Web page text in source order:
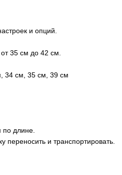
и опций.
35 см до 42 см.
34 см, 35 см, 39 см
длине.
переносить и транспортировать.